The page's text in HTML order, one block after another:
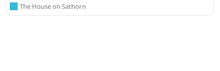
The House on Sathorn